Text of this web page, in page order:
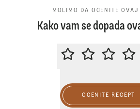
MOLIMO DA OCENITE OVAJ
Kako vam se dopada
MOLIMO
OCENITE RECEPT